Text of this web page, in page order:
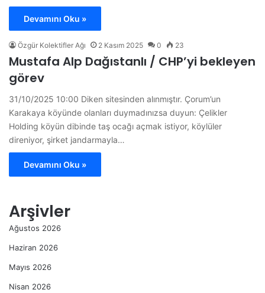
Devamını Oku »
Özgür Kolektifler Ağı 2 Kasım 2025 0 23
Mustafa Alp Dağıstanlı / CHP’yi bekleyen
görev
31/10/2025 10:00 Diken sitesinden alınmıştır. Çorum’un
Karakaya köyünde olanları duymadınızsa duyun: Çelikler
Holding köyün dibinde taş ocağı açmak istiyor, köylüler
direniyor, şirket jandarmayla…
Devamını Oku »
Arşivler
Ağustos 2026
Haziran 2026
Mayıs 2026
Nisan 2026